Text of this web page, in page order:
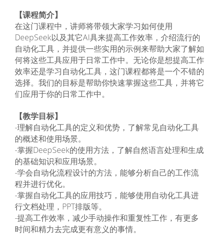
【课程简介】
在这门课程中，讲师将带领大家学习如何使用
DeepSeek以及其它AI具来提高工作效率，介绍流行的
自动化工具，并提供一些实用的示例来帮助大家了解如
何将这些工具应用于日常工作中。无论你是想提高工作
效率还是学习自动化工具，这门课程都将是一个不错的
选择。我们的目标是帮助你快速掌握这些工具，并将它
们应用于你的日常工作中。
【教学目标】
-理解自动化工具的定义和优势，了解常见自动化工具
的概述和使用场景。
-掌握DeepSeek的使用方法，了解自然语言处理和生成
的基础知识和应用场景。
-学会自动化流程设计的方法，能够分析自己的工作流
程并进行优化。
-掌握自动化工具的应用技巧，能够使用自动化工具进
行文档处理，PPT排版等。
-提高工作效率，减少手动操作和重复性工作，有更多
时间和精力去完成更有意义的事情。